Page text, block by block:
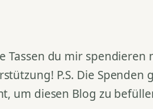
Tassen du mir
P.S. Die
um diesen Blog zu